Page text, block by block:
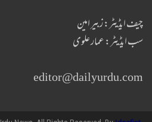
چیف ایڈیٹر: زبیر امین
سب ایڈیٹر: عمار علوی
editor@dailyurdu.com